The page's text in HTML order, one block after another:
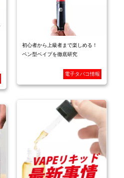
初心者から上級者まで楽しめる！
ペン型ベイプを徹底研究
電子タバコ情報